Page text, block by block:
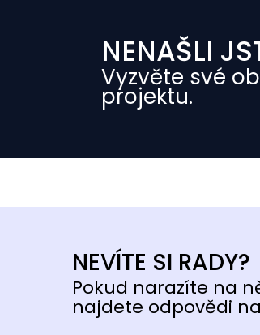
NENAŠLI
Vyzvěte své
projektu.
NEVÍTE SI RADY?
Pokud narazíte na
najdete odpovědi